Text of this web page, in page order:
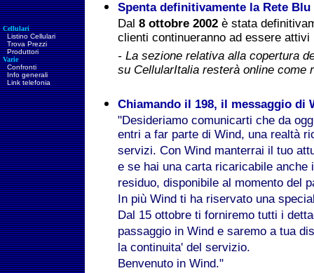
Cellulari
Listino Cellulari
Trova Prezzi
Produttori
Varie
Confronti
Info generali
Link telefonia
Spenta definitivamente la Rete Blu
Dal 8 ottobre 2002 è stata
clienti continueranno ad essere
- La sezione relativa alla copertura
su CellularItalia resterà online come
Chiamando il 198, il messaggio di
"Desideriamo comunicarti che da
entri a far parte di Wind, una realtà
servizi. Con Wind manterrai il tuo
e se hai una carta ricaricabile anche
residuo, disponibile al momento del
In più Wind ti ha riservato una
Dal 15 ottobre ti forniremo tutti i
passaggio in Wind e saremo a tua
la continuita' del servizio.
Benvenuto in Wind."